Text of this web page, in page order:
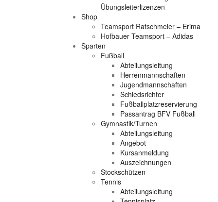
Übungsleiterlizenzen
Shop
Teamsport Ratschmeier – Erima
Hofbauer Teamsport – Adidas
Sparten
Fußball
Abteilungsleitung
Herrenmannschaften
Jugendmannschaften
Schiedsrichter
Fußballplatzreservierung
Passantrag BFV Fußball
Gymnastik/Turnen
Abteilungsleitung
Angebot
Kursanmeldung
Auszeichnungen
Stockschützen
Tennis
Abteilungsleitung